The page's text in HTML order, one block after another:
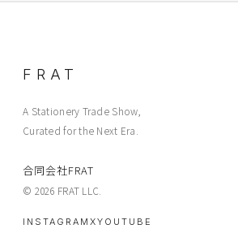
FRAT
A Stationery Trade Show,
Curated for the Next Era.
合同会社FRAT
© 2026 FRAT LLC.
INSTAGRAM XYOUTUBE